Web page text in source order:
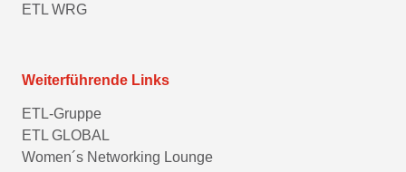
ETL WRG
Weiterführende Links
ETL-Gruppe
ETL GLOBAL
Women´s Networking Lounge